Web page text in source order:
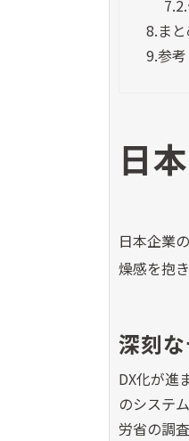
7.2.
8.ま
9.参
日
日本企業
燥感を抱
深刻
DX化が進
のシステ
労省の調